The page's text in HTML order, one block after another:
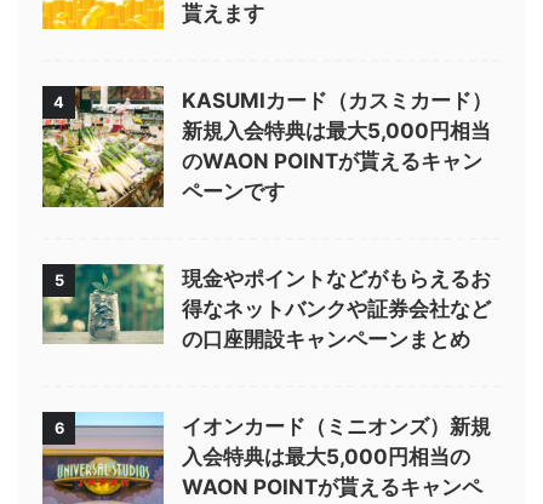
貰えます
4
KASUMIカード（カスミカード）
新規入会特典は最大5,000円相当
のWAON POINTが貰えるキャン
ペーンです
5
現金やポイントなどがもらえるお
得なネットバンクや証券会社など
の口座開設キャンペーンまとめ
6
イオンカード（ミニオンズ）新規
入会特典は最大5,000円相当の
WAON POINTが貰えるキャンペ